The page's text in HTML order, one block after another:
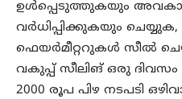
ഉള്‍പ്പെടുത്തുകയും
വര്‍ധിപ്പിക്കുകയും ചെയ്യുക,
ഫെയര്‍മീറ്ററുകള്‍ സീല്‍
വകുപ്പ് സീലിങ് ഒരു
2000 രൂപ പിഴ നടപടി